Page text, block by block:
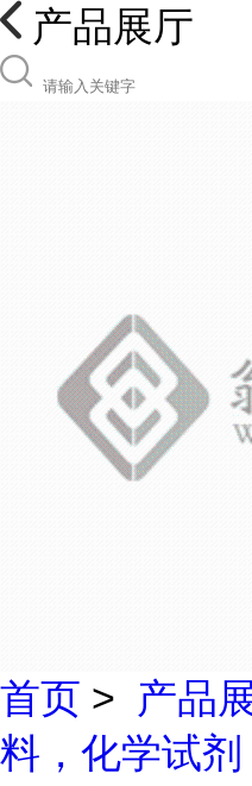
产品展厅
首页 > 产品
料，化学试剂